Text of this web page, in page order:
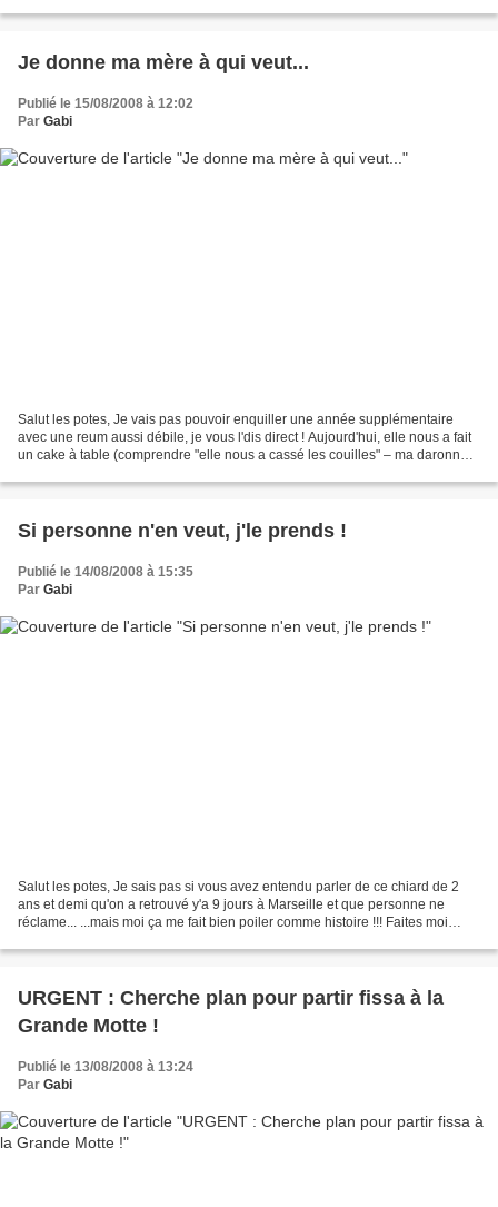
Je donne ma mère à qui veut...
Publié le 15/08/2008 à 12:02
Par Gabi
Salut les potes, Je vais pas pouvoir enquiller une année supplémentaire
avec une reum aussi débile, je vous l'dis direct ! Aujourd'hui, elle nous a fait
un cake à table (comprendre "elle nous a cassé les couilles" – ma daronne
Si personne n'en veut, j'le prends !
Publié le 14/08/2008 à 15:35
Par Gabi
Salut les potes, Je sais pas si vous avez entendu parler de ce chiard de 2
ans et demi qu'on a retrouvé y'a 9 jours à Marseille et que personne ne
réclame... ...mais moi ça me fait bien poiler comme histoire !!! Faites moi
URGENT : Cherche plan pour partir fissa à la
Grande Motte !
Publié le 13/08/2008 à 13:24
Par Gabi